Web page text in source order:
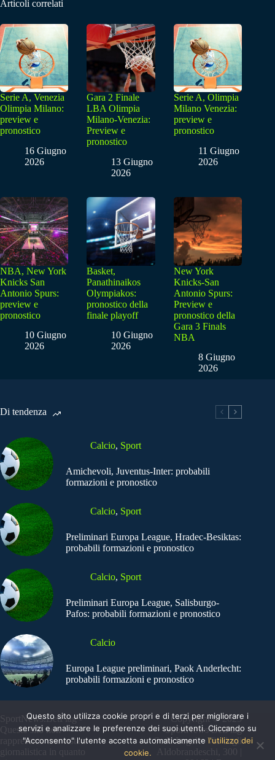
Articoli correlati
Serie A, Venezia
Olimpia Milano:
preview e
pronostico
16 Giugno
2026
Gara 2 Finale
LBA Olimpia
Milano-Venezia:
Preview e
pronostico
13 Giugno
2026
Serie A, Olimpia
Milano Venezia:
preview e
pronostico
11 Giugno
2026
NBA, New York
Knicks San
Antonio Spurs:
preview e
pronostico
10 Giugno
2026
Basket,
Panathinaikos
Olympiakos:
pronostico della
finale playoff
10 Giugno
2026
New York
Knicks-San
Antonio Spurs:
Preview e
pronostico della
Gara 3 Finals
NBA
8 Giugno
2026
Di tendenza
Calcio, Sport
Amichevoli, Juventus-Inter: probabili
formazioni e pronostico
Calcio, Sport
Preliminari Europa League, Hradec-Besiktas:
probabili formazioni e pronostico
Calcio, Sport
Preliminari Europa League, Salisburgo-
Pafos: probabili formazioni e pronostico
Calcio
Europa League preliminari, Paok Anderlecht:
probabili formazioni e pronostico
SportNews.BetFlag -
Questo sito non
rappresenta una testata
giornalistica in quanto
Copyright © 2025
SportNews BetFlag
Sede Legale: Via degli
Aldobrandeschi, 300 |
Questo sito utilizza cookie propri e di terzi per migliorare i
servizi e analizzare le preferenze dei suoi utenti. Cliccando su
"Acconsento" l'utente accetta automaticamente l'utilizzo dei
cookie.